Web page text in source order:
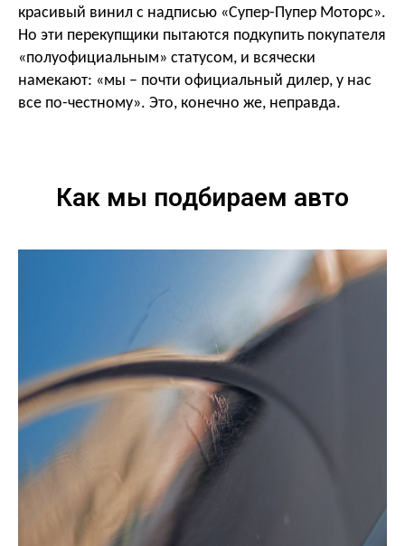
красивый винил с надписью «Супер-Пупер Моторс».
Но эти перекупщики пытаются подкупить покупателя
«полуофициальным» статусом, и всячески
намекают: «мы – почти официальный дилер, у нас
все по-честному». Это, конечно же, неправда.
Как мы подбираем авто